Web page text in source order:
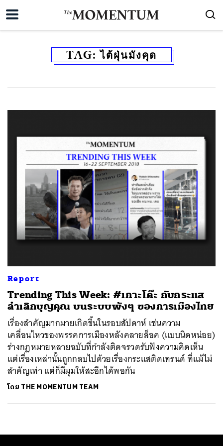
TAG:ไต้ฝุ่นมังคุด
Report
Trending This Week: #เกาะโต๊ะ กับกระแส
ลำเลิกบุญคุณ บนระบบพังๆ ของการเมืองไทย
เรื่องสำคัญมากมายเกิดขึ้นในรอบสัปดาห์ เช่นความ
เคลื่อนไหวของพรรคการเมืองหลังคลายล็อค (แบบนิดหน่อย)
ร่างกฎหมายหลายฉบับที่กำลังติดจรวดรับฟังความคิดเห็น
แต่เรื่องเหล่านั้นถูกกลบไปด้วยเรื่องกระแสติดเทรนด์ ที่แม้ไม่
สำคัญเท่า แต่ก็มีมุมให้สะอึกได้พอกัน
โดย THE MOMENTUM TEAM
SHARE TWEET LINE EMAIL